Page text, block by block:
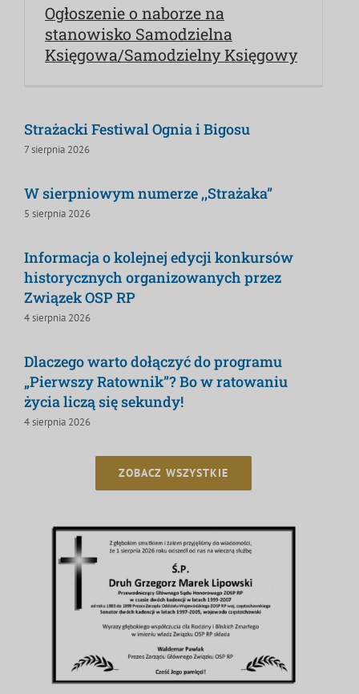
Ogłoszenie o naborze na
stanowisko Samodzielna
Księgowa/Samodzielny Księgowy
Strażacki Festiwal Ognia i Bigosu
7 sierpnia 2026
W sierpniowym numerze ,,Strażaka”
5 sierpnia 2026
Informacja o kolejnej edycji konkursów
historycznych organizowanych przez
Związek OSP RP
4 sierpnia 2026
Dlaczego warto dołączyć do programu
„Pierwszy Ratownik”? Bo w ratowaniu
życia liczą się sekundy!
4 sierpnia 2026
ZOBACZ WSZYSTKIE